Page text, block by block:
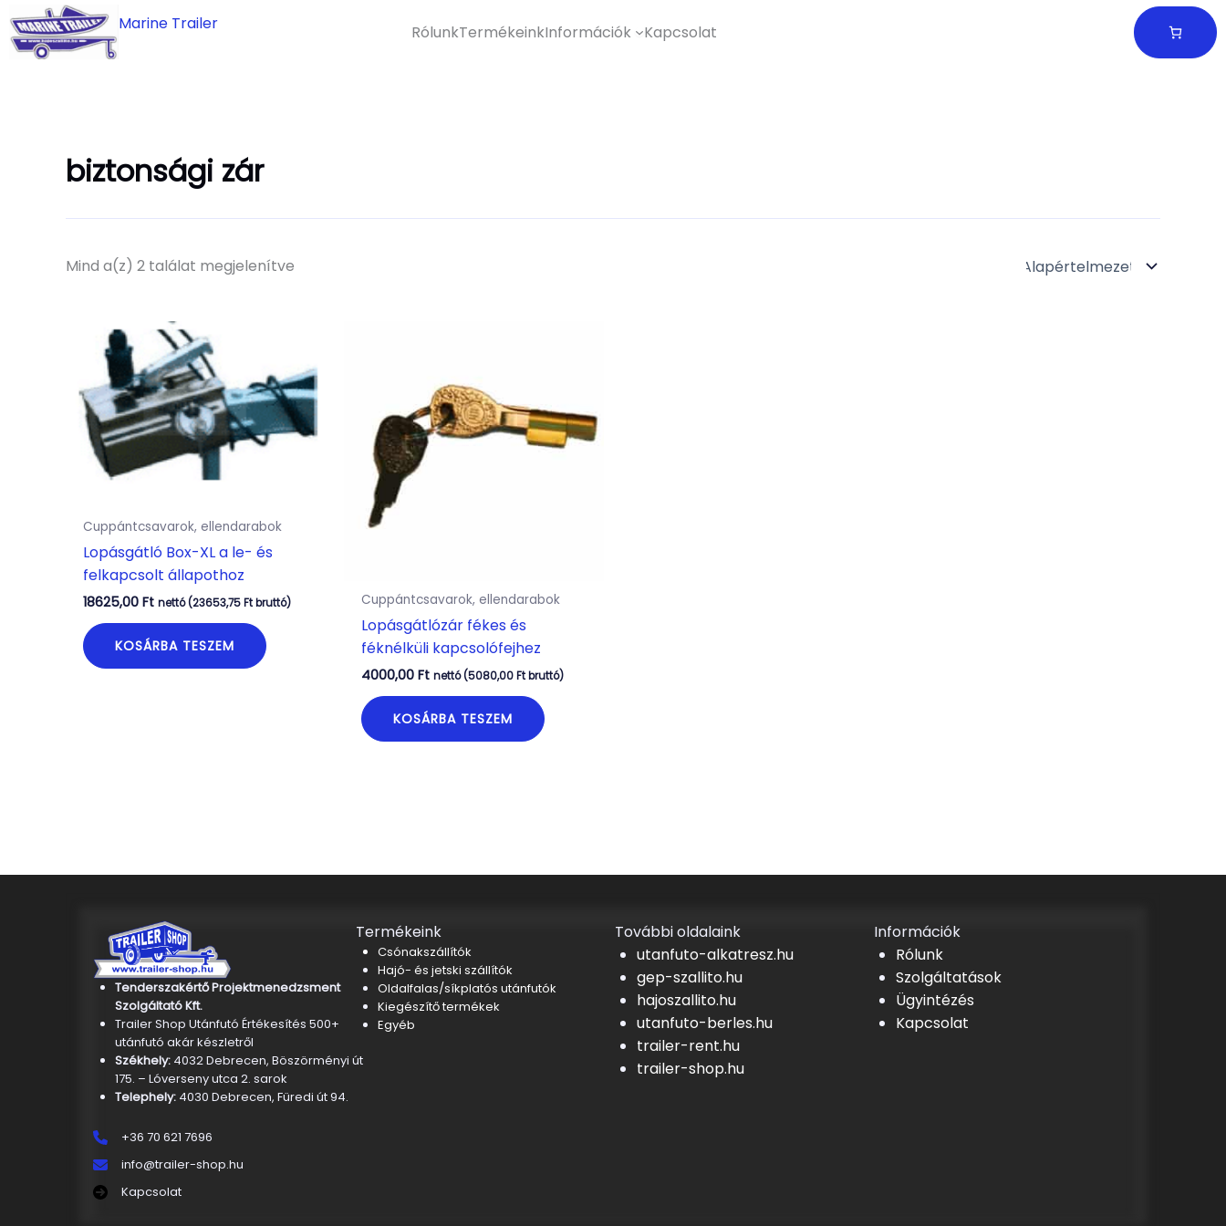
to
content
Marine Trailer RólunkTermékeinkInformációk Kapcsolat
biztonsági zár
Mind a(z) 2 találat megjelenítve
Cuppántcsavarok, ellendarabok
Lopásgátló Box-XL a le- és
felkapcsolt állapothoz
18625,00Ft nettó (23653,75Ftbruttó)
KOSÁRBA TESZEM
Cuppántcsavarok, ellendarabok
Lopásgátlózár fékes és
féknélküli kapcsolófejhez
4000,00Ft nettó (5080,00 Ft bruttó)
KOSÁRBA TESZEM
Tenderszakértő Projektmenedzsment
Szolgáltató Kft.
Trailer Shop Utánfutó Értékesítés 500+
utánfutó akár készletről
Székhely: 4032 Debrecen, Böszörményi út
175. – Lóverseny utca 2. sarok
Telephely: 4030 Debrecen, Füredi út 94.
+36 70 621 7696
info@trailer-shop.hu
Kapcsolat
Termékeink
Csónakszállítók
Hajó- és jetski szállítók
Oldalfalas/síkplatós utánfutók
Kiegészítő termékek
Egyéb
További oldalaink
utanfuto-alkatresz.hu
gep-szallito.hu
hajoszallito.hu
utanfuto-berles.hu
trailer-rent.hu
trailer-shop.hu
Információk
Rólunk
Szolgáltatások
Ügyintézés
Kapcsolat